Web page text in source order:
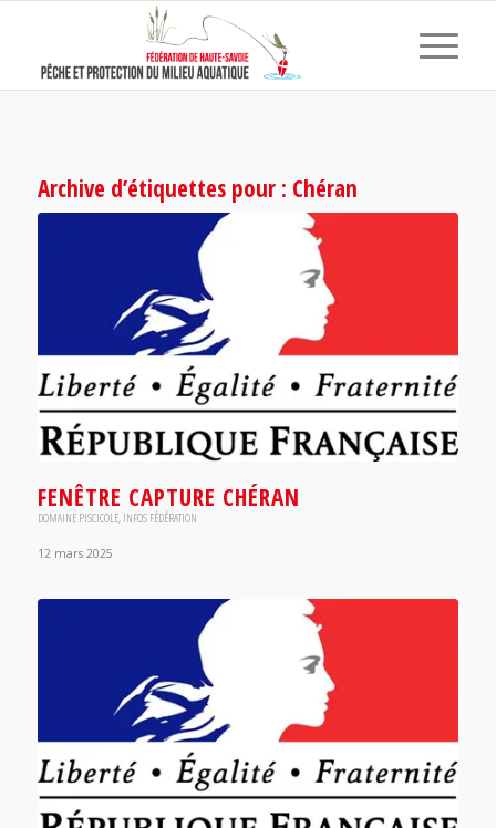
Archive d’étiquettes pour : Chéran
FENÊTRE CAPTURE CHÉRAN
DOMAINE PISCICOLE, INFOS FÉDÉRATION
12 mars 2025